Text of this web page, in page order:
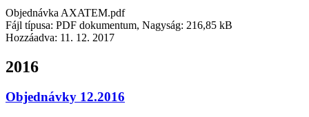
Objednávka AXATEM.pdf
Fájl típusa: PDF dokumentum, Nagyság: 216,85 kB
Hozzáadva: 11. 12. 2017
2016
Objednávky 12.2016